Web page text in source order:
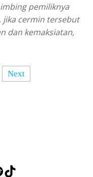
pemiliknya
jika cermin tersebut
dan kemaksiatan,
Next